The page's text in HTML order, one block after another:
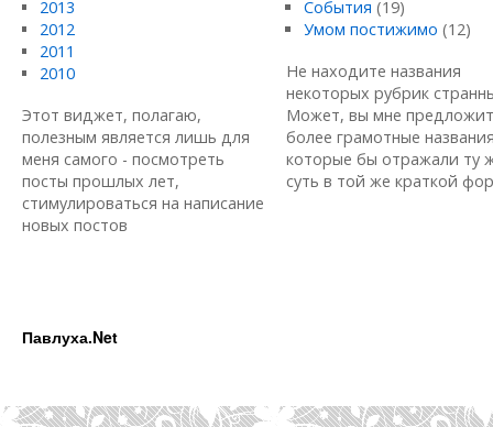
2013
2012
2011
2010
Этот виджет, полагаю,
полезным является лишь для
меня самого - посмотреть
посты прошлых лет,
стимулироваться на написание
новых постов
События (19)
Умом постижимо (12)
Не находите названия
некоторых рубрик
Может, вы мне
более грамотные
которые бы отражали ту
суть в той же краткой
Павлуха.Net